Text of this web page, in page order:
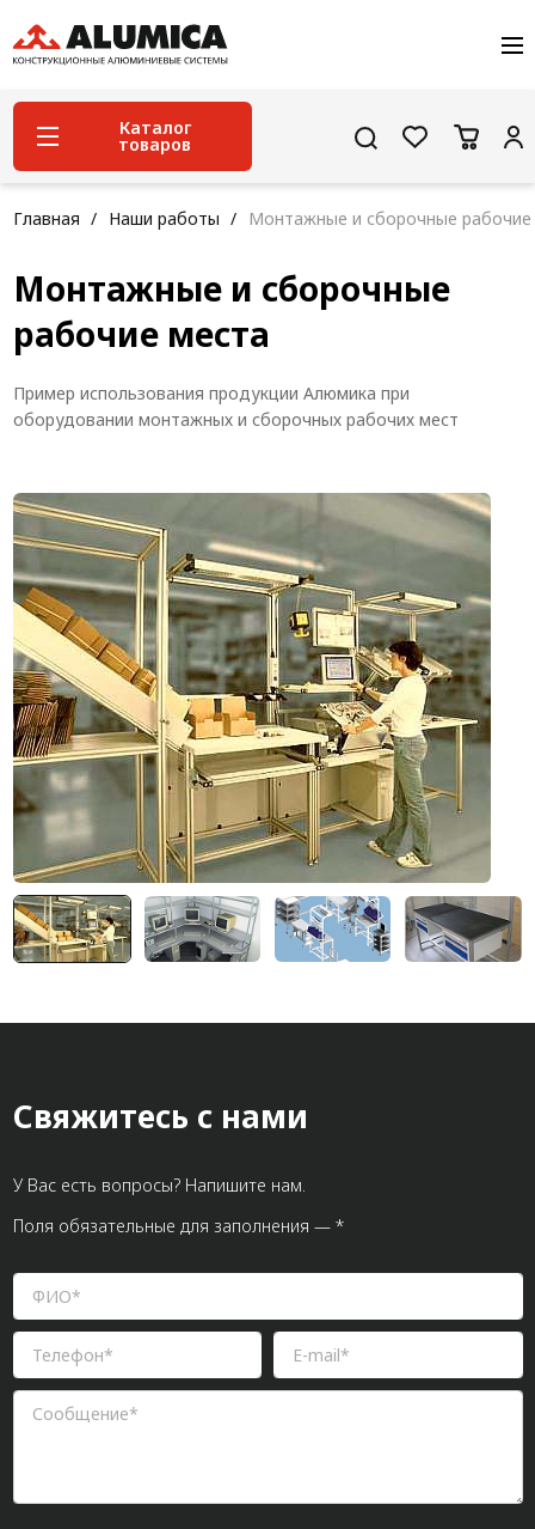
О компании
Услуги
Сервис и поддержка
Проекты
Контакты
Каталог
товаров
Система конструкционного алюминиевого
профиля
Конструкционная трубная система
Модульная трубная система
Конвейерная фурнитура
Система линейного перемещения NEW!
Система V-паза NEW!
Алюминиевые промышленные ограждения
Алюминиевая промышленная мебель
Крейты и кассеты Subrack systems
Профиль строительного назначения
Радиаторный алюминиевый профиль NEW!
Лист алюминиевый
Метрический крепеж
Конструкции из профиля
Главная Наши работы Монтажные и сборочные рабочие
Монтажные и сборочные
рабочие места
Пример использования продукции Алюмика при
оборудовании монтажных и сборочных рабочих мест
Свяжитесь с нами
У Вас есть вопросы? Напишите нам.
Поля обязательные для заполнения — *